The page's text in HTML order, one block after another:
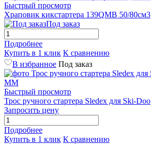
Быстрый просмотр
Храповик кикстартера 139QMB 50/80см3
Под заказ
Подробнее
Купить в 1 клик К сравнению
В избранное Под заказ
Быстрый просмотр
Трос ручного стартера Sledex для Ski-Doo
Запросить цену
Подробнее
Купить в 1 клик К сравнению